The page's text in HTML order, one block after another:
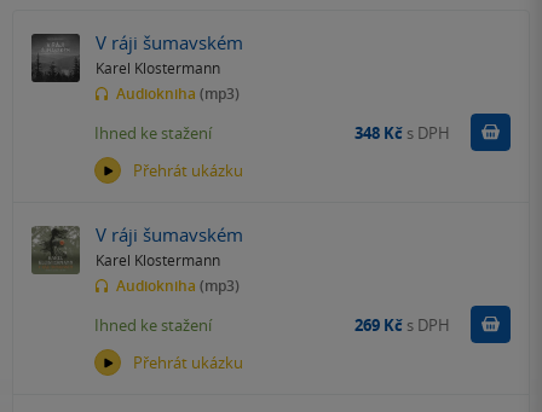
V ráji šumavském
Karel Klostermann
Audiokniha (mp3)
Přehrát ukázku
Ihned ke stažení 348 Kč s DPH Koupit
V ráji šumavském
Karel Klostermann
Audiokniha (mp3)
Přehrát ukázku
Ihned ke stažení 269 Kč s DPH Koupit